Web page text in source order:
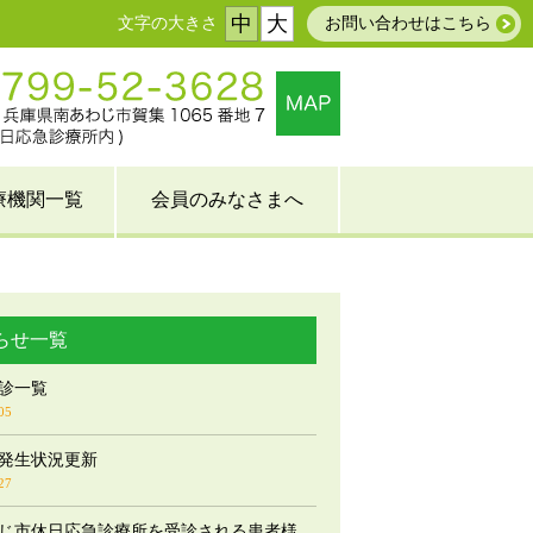
お問い合わせはこちら
中 大
機関一覧 会員のみなさまへ
せ一覧
一覧
生状況更新